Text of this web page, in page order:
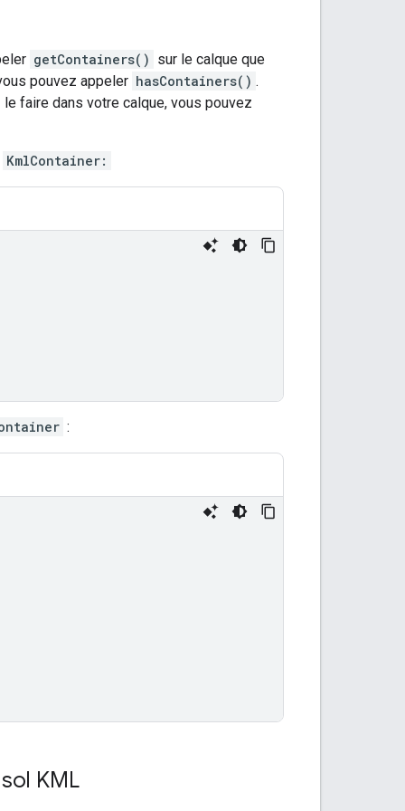
getContainers() sur le calque que
pouvez appeler hasContainers() .
faire dans votre calque, vous pouvez
KmlContainer:
:
KML